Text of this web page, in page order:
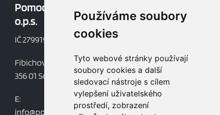
Používáme soubory
cookies
Tyto webové stránky používají
soubory cookies a další
sledovací nástroje s cílem
vylepšení uživatelského
prostředí, zobrazení
Pomoc v nouzi,
o.p.s.
IČ 27991997
Fibichova 852
356 01 Sokolov
E:
info@pomocvnouziops.cz